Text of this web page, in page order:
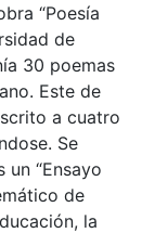
“Poesía
de
30 poemas
Este de
a cuatro
Se
“Ensayo
de
la